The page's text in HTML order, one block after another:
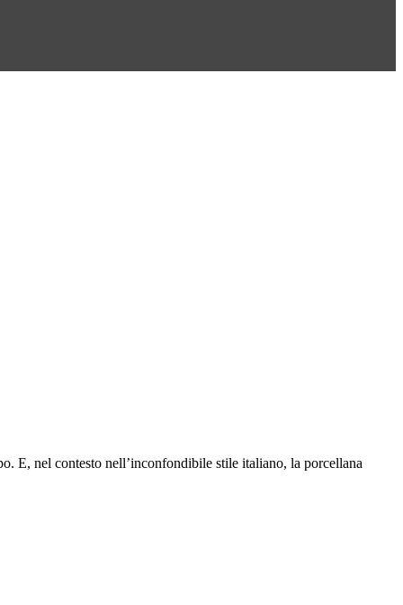
E, nel contesto nell’inconfondibile stile italiano, la porcellana